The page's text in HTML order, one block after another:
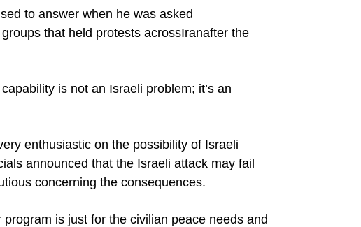
to answer when he was asked
that held protests acrossIranafter the
is not an Israeli problem; it’s an
enthusiastic on the possibility of Israeli
announced that the Israeli attack may fail
concerning the consequences.
is just for the civilian peace needs and